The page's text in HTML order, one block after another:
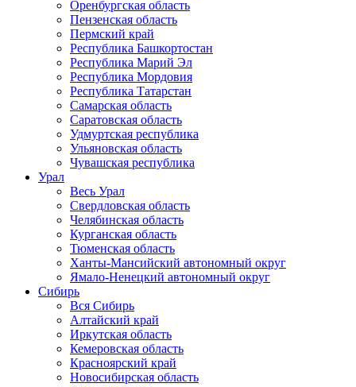
Оренбургская область
Пензенская область
Пермский край
Республика Башкортостан
Республика Марий Эл
Республика Мордовия
Республика Татарстан
Самарская область
Саратовская область
Удмуртская республика
Ульяновская область
Чувашская республика
Урал
Весь Урал
Свердловская область
Челябинская область
Курганская область
Тюменская область
Ханты-Мансийский автономный округ
Ямало-Ненецкий автономный округ
Сибирь
Вся Сибирь
Алтайский край
Иркутская область
Кемеровская область
Красноярский край
Новосибирская область